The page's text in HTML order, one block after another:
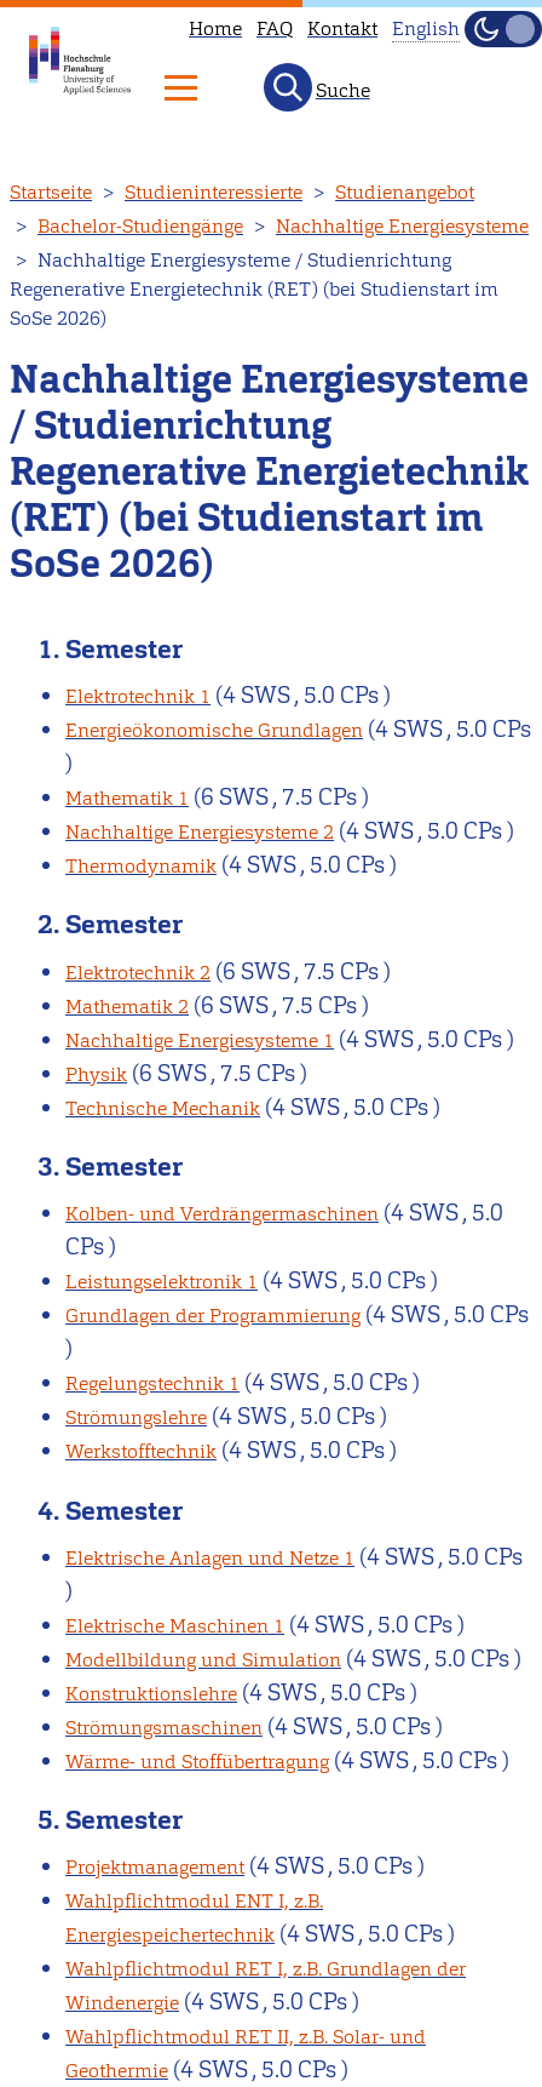
zum
Inhalt
Home FAQ Kontakt
not
available
in
English.
to
main
page
instead.
English
Hell
Suche
Startseite Studieninteressierte
Studienangebot
Bachelor-Studiengänge
Nachhaltige Energiesysteme
Nachhaltige Energiesysteme / Studienrichtung
Regenerative Energietechnik (RET) (bei Studienstart im
SoSe 2026)
Nachhaltige Energiesysteme
/ Studienrichtung
Regenerative Energietechnik
(RET) (bei Studienstart im
SoSe 2026)
1. Semester
Elektrotechnik 1 (4 SWS , 5.0 CPs )
Energieökonomische Grundlagen (4 SWS , 5.0 CPs
)
Mathematik 1 (6 SWS , 7.5 CPs )
Nachhaltige Energiesysteme 2 (4 SWS , 5.0 CPs )
Thermodynamik (4 SWS , 5.0 CPs )
2. Semester
Elektrotechnik 2 (6 SWS , 7.5 CPs )
Mathematik 2 (6 SWS , 7.5 CPs )
Nachhaltige Energiesysteme 1 (4 SWS , 5.0 CPs )
Physik (6 SWS , 7.5 CPs )
Technische Mechanik (4 SWS , 5.0 CPs )
3. Semester
Kolben- und Verdrängermaschinen (4 SWS , 5.0
CPs )
Leistungselektronik 1 (4 SWS , 5.0 CPs )
Grundlagen der Programmierung (4 SWS , 5.0 CPs
)
Regelungstechnik 1 (4 SWS , 5.0 CPs )
Strömungslehre (4 SWS , 5.0 CPs )
Werkstofftechnik (4 SWS , 5.0 CPs )
4. Semester
Elektrische Anlagen und Netze 1 (4 SWS , 5.0 CPs
)
Elektrische Maschinen 1 (4 SWS , 5.0 CPs )
Modellbildung und Simulation (4 SWS , 5.0 CPs )
Konstruktionslehre (4 SWS , 5.0 CPs )
Strömungsmaschinen (4 SWS , 5.0 CPs )
Wärme- und Stoffübertragung (4 SWS , 5.0 CPs )
5. Semester
Projektmanagement (4 SWS , 5.0 CPs )
Wahlpflichtmodul ENT I, z.B.
Energiespeichertechnik (4 SWS , 5.0 CPs )
Wahlpflichtmodul RET I, z.B. Grundlagen der
Windenergie (4 SWS , 5.0 CPs )
Wahlpflichtmodul RET II, z.B. Solar- und
Geothermie (4 SWS , 5.0 CPs )